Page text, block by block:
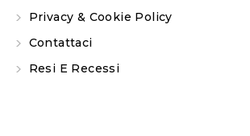
Privacy & Cookie Policy
Contattaci
Resi E Recessi